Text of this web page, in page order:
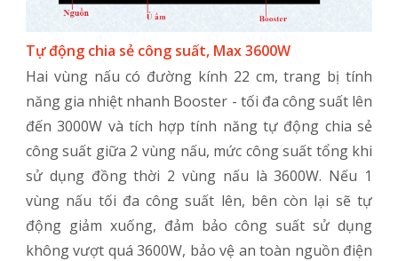
Tự động chia sẻ công suất, Max 3600W
Hai vùng nấu có đường kính 22 cm, trang bị tính
năng gia nhiệt nhanh Booster - tối đa công suất lên
đến 3000W và tích hợp tính năng tự động chia sẻ
công suất giữa 2 vùng nấu, mức công suất tổng khi
sử dụng đồng thời 2 vùng nấu là 3600W. Nếu 1
vùng nấu tối đa công suất lên, bên còn lại sẽ tự
động giảm xuống, đảm bảo công suất sử dụng
không vượt quá 3600W, bảo vệ an toàn nguồn điện